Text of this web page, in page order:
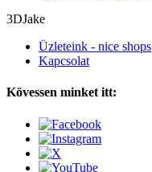
3DJake
Üzleteink - nice shops
Kapcsolat
Kövessen minket itt: